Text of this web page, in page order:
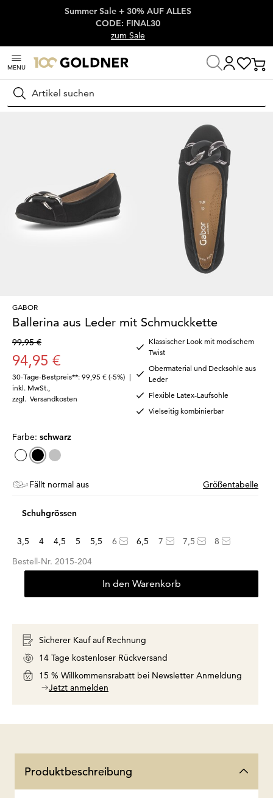
Überspringe Navigation, direkt zum Content
Summer Sale + 30% AUF ALLES
CODE: FINAL30
zum Sale
MENU
Suchen
Startseite Schuhe & Accessoires
GABOR
Ballerina aus Leder mit Schmuckkette
99,95 €
94,95 €
30-Tage-Bestpreis**: 99,95 € (-5%) |
inkl. MwSt.
zzgl. Versandkosten
Klassischer Look mit modischem
Twist
Obermaterial und Decksohle aus
Leder
Flexible Latex-Laufsohle
Vielseitig kombinierbar
Farbe: schwarz
Fällt normal aus Größentabelle
Schuhgrössen
3,5 4 4,5 5 5,5 6 6,5 7 7,5
8
Bestell-Nr. 2015-204
In den Warenkorb
Sicherer Kauf auf Rechnung
14 Tage kostenloser Rückversand
15 % Willkommensrabatt bei Newsletter Anmeldung
Jetzt anmelden
Produktbeschreibung